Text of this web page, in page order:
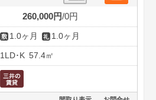
260,000円 0円
1.0ヶ月 1.0ヶ月
1LD･K 57.4㎡